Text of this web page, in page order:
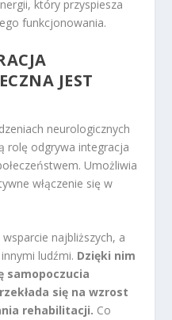
który przyspiesza
funkcjonowania.
JEST
neurologicznych
rolę odgrywa integracja
Umożliwia
włączenie się w
najbliższych, a
ludźmi. Dzięki nim
samopoczucia
się na wzrost
rehabilitacji. Co